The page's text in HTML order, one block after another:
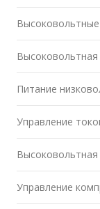
Питание
Управление
Управление